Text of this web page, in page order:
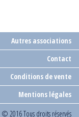
Autres associations
Contact
Conditions de vente
Mentions légales
© 2016 Tous droits réservés